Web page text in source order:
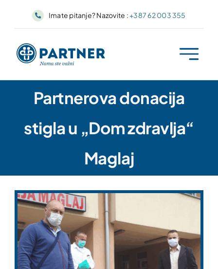
Imate pitanje? Nazovite :+387 62 003 355
Partnerova donacija
stigla u „Dom zdravlja“
Maglaj